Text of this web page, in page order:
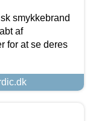
smykkebrand
af
for at se deres